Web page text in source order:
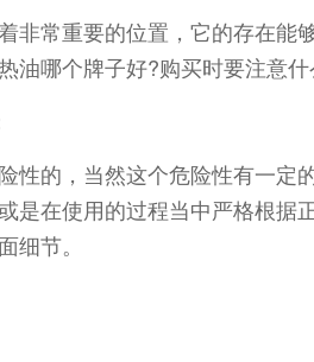
非常重要的位置，它的存在能
哪个牌子好?购买时要注意什
性的，当然这个危险性有一定
是在使用的过程当中严格根据
节。